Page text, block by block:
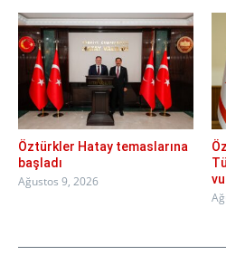
Öztürkler Hatay temaslarına
başladı
Ağustos 9, 2026